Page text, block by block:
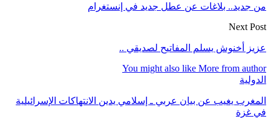
من جديد.. بلاغات عن عطل جديد في إنستغرام
Next Post
عزيز أخنوش يسلم المفاتيح لصديقي ..
You might also like More from author
الدولية
المغرب يغيب عن بيان عربي ـ إسلامي يدين الانتهاكات الإسرائيلية
في غزة